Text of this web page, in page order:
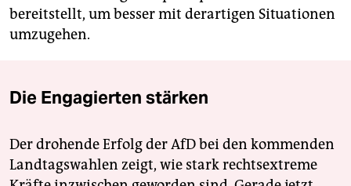
bereitstellt, um besser mit derartigen Situationen
umzugehen.
Die Engagierten stärken
Der drohende Erfolg der AfD bei den kommenden
Landtagswahlen zeigt, wie stark rechtsextreme